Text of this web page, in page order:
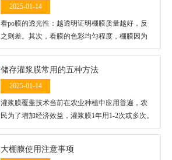
基本不影响蔬菜早熟，并具有除草功能。
2025-01-14
看po膜的透光性：越透明证明棚膜质量越好，反
之则差。其次，看膜的色彩均匀程度，棚膜因为
生产工艺滞后，主要是吹塑而成，而吹塑进程受
彩不均匀，厚的色彩深，薄的色彩浅，遇到刮风
气候，蔬菜po膜易从薄的当地开端大面积的撕
裂。
储存灌浆膜常用的五种方法
2025-01-14
灌浆膜覆盖技术当前在农业种植中应用普遍，农
民为了增加经济效益，灌浆膜1年用1-2次或多次。
下面介绍一下灌浆膜常用的五种常用的储存方
叠好，装入塑料袋，将袋口扎紧，放进湿润、阴
大棚膜使用注意事项